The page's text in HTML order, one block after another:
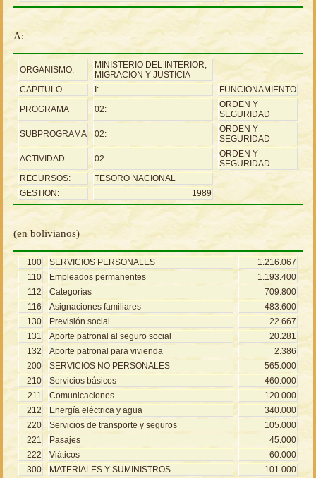
A:
ORGANISMO:
MINISTERIO DEL INTERIOR,
MIGRACION Y JUSTICIA
CAPITULO
I:
FUNCIONAMIENTO
PROGRAMA
02:
ORDEN Y
SEGURIDAD
SUBPROGRAMA
02:
ORDEN Y
SEGURIDAD
ACTIVIDAD
02:
ORDEN Y
SEGURIDAD
RECURSOS:
TESORO NACIONAL
GESTION:
1989
(en bolivianos)
100 SERVICIOS PERSONALES
1.216.067
110
Empleados permanentes
1.193.400
112
Categorías
709.800
116
Asignaciones familiares
483.600
130
Previsión social
22.667
131
Aporte patronal al seguro social
20.281
132
Aporte patronal para vivienda
2.386
200
SERVICIOS NO PERSONALES
565.000
210
Servicios básicos
460.000
211
Comunicaciones
120.000
212
Energía eléctrica y agua
340.000
220
Servicios de transporte y seguros
105.000
221
Pasajes
45.000
222
Viáticos
60.000
300
MATERIALES Y SUMINISTROS 101.000